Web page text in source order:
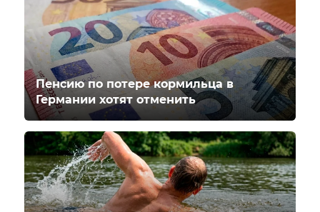
Пенсию по потере кормильца в
Германии хотят отменить